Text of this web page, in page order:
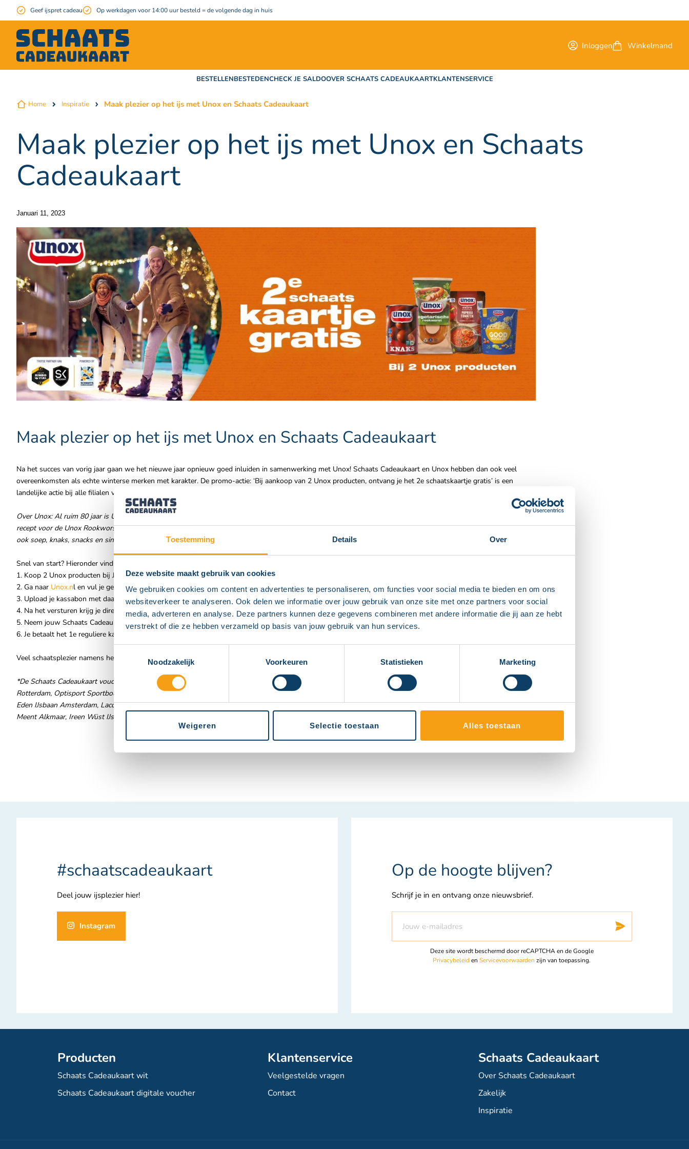
Toestemming Details Over
Deze website maakt gebruik van cookies
We gebruiken cookies om content en advertenties te personaliseren, om functies voor social media te bieden en om ons
websiteverkeer te analyseren. Ook delen we informatie over jouw gebruik van onze site met onze partners voor social
media, adverteren en analyse. Deze partners kunnen deze gegevens combineren met andere informatie die jij aan ze hebt
verstrekt of die ze hebben verzameld op basis van jouw gebruik van hun services.
Noodzakelijk
Voorkeuren Statistieken Marketing
Weigeren Selectie toestaan Alles toestaan
Geef ijspret cadeau Op werkdagen voor 14:00 uur besteld = de volgende dag in huis
Inloggen Winkelmand
BESTELLENBESTEDENCHECK JE SALDOOVER SCHAATS CADEAUKAARTKLANTENSERVICE
Home Inspiratie Maak plezier op het ijs met Unox en Schaats Cadeaukaart
Maak plezier op het ijs met Unox en Schaats
Cadeaukaart
Januari 11, 2023
Maak plezier op het ijs met Unox en Schaats Cadeaukaart
Na het succes van vorig jaar gaan we het nieuwe jaar opnieuw goed inluiden in samenwerking met Unox! Schaats Cadeaukaart en Unox hebben dan ook veel
overeenkomsten als echte winterse merken met karakter. De promo-actie: ‘Bij aankoop van 2 Unox producten, ontvang je het 2e schaatskaartje gratis’ is een
landelijke actie bij alle filialen van Jumbo van 1 t/m 28 januari 2024. Sla je slag, geniet en maak plezier op het ijs samen met ons!
Over Unox: Al ruim 80 jaar is Unox onlosmakelijk verbonden aan de Hollandse keuken. Het begon allemaal bij een slagersfamilie in Brabant, die het originele
recept voor de Unox Rookworst ontwikkelde. Inmiddels zijn veel Nederlandse huishoudens fan van Unox producten. En tegenwoordig niet alleen rookworst, maar
ook soep, knaks, snacks en sinds kort zelfs een heus vegetarisch aanbod.
Snel van start? Hieronder vind je de stappen:
1. Koop 2 Unox producten bij Jumbo en bewaar je (digitale) kassabon;
2. Ga naar Unox.nl en vul je gegevens in;
3. Upload je kassabon met daarop 2 Unox producten;
4. Na het versturen krijg je direct een bevestiging met daarin uitgelegd hoe je de voucher (pdf) kunt downloaden met daarin het 2e schaatskaartje gratis;
5. Neem jouw Schaats Cadeaukaart voucher mee naar een van de aangesloten schaatsbanen * en lever hem bij de kassa in;
6. Je betaalt het 1e reguliere kaartje, je krijgt vervolgens toegang voor 2 personen.
Veel schaatsplezier namens het team van Unox en Schaats Cadeaukaart!
*De Schaats Cadeaukaart voucher is in te leveren bij de volgende schaatsbanen: IJsbaan de Scheg, IJsbaan Twente, IJssportcentrum Eindhoven, Schaatsbaan
Rotterdam, Optisport Sportboulevard Dordrecht, IJsbaan Kardinge Groningen, Silverdome Zoetermeer, Optisport Kunstijsbaan Breda, Triavium Nijmegen, Jaap
Eden IJsbaan Amsterdam, Laco IJsbaan Glanerbrook, 11stedenhaal Leeuwarden, IJsbaan Haarlem, De Uithof Den Haag, De Vechtsebanen Utrecht, IJsbaan De
Meent Alkmaar, Ireen Wüst IJsbaan, Optisport IJsbaan De Westfries Hoorn en Thialf Heerenveen.
#schaatscadeaukaart
Deel jouw ijsplezier hier!
Instagram
Op de hoogte blijven?
Schrijf je in en ontvang onze nieuwsbrief.
op
Deze site wordt beschermd door reCAPTCHA en de Google
Privacybeleid enServicevoorwaarden zijn van toepassing.
Producten
Schaats Cadeaukaart wit
Schaats Cadeaukaart digitale voucher
Klantenservice
Veelgestelde vragen
Contact
Schaats Cadeaukaart
Over Schaats Cadeaukaart
Zakelijk
Inspiratie